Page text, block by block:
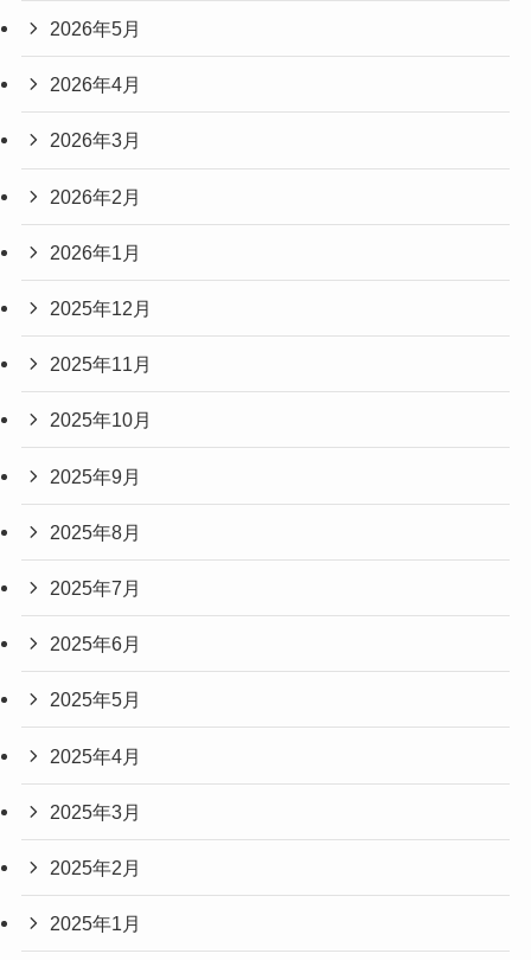
2026年5月
2026年4月
2026年3月
2026年2月
2026年1月
2025年12月
2025年11月
2025年10月
2025年9月
2025年8月
2025年7月
2025年6月
2025年5月
2025年4月
2025年3月
2025年2月
2025年1月